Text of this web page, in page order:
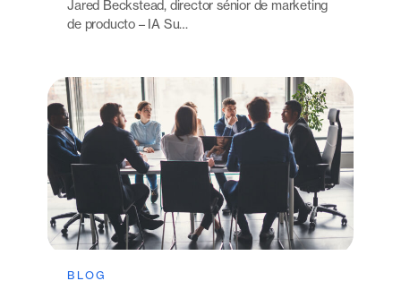
Jared Beckstead, director sénior de marketing
de producto – IA Su…
BLOG